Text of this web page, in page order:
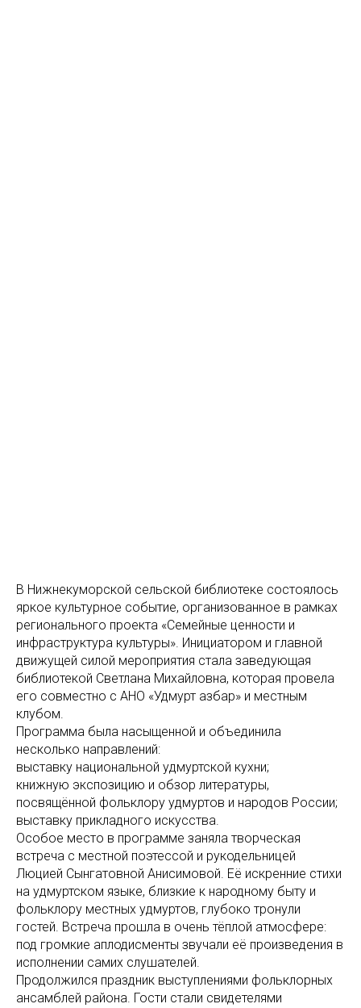
В Нижнекуморской сельской библиотеке состоялось
яркое культурное событие, организованное в рамках
регионального проекта «Семейные ценности и
инфраструктура культуры». Инициатором и главной
движущей силой мероприятия стала заведующая
библиотекой Светлана Михайловна, которая провела
его совместно с АНО «Удмурт азбар» и местным
клубом.
Программа была насыщенной и объединила
несколько направлений:
выставку национальной удмуртской кухни;
книжную экспозицию и обзор литературы,
посвящённой фольклору удмуртов и народов России;
выставку прикладного искусства.
Особое место в программе заняла творческая
встреча с местной поэтессой и рукодельницей
Люцией Сынгатовной Анисимовой. Её искренние стихи
на удмуртском языке, близкие к народному быту и
фольклору местных удмуртов, глубоко тронули
гостей. Встреча прошла в очень тёплой атмосфере:
под громкие аплодисменты звучали её произведения в
исполнении самих слушателей.
Продолжился праздник выступлениями фольклорных
ансамблей района. Гости стали свидетелями